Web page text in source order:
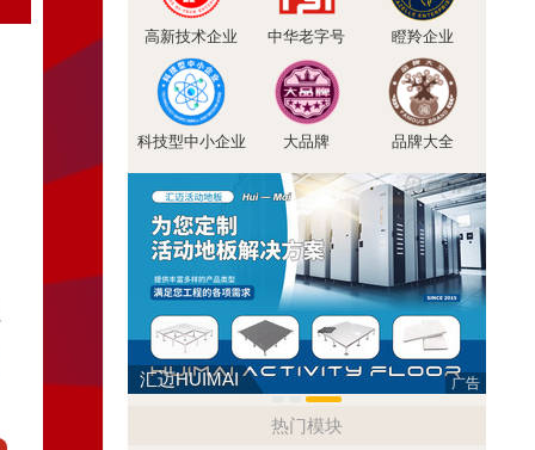
高新技术企业 中华老字号 瞪羚企业
科技型中小企业 大品牌 品牌大全
南飞NCNF 0791-88388036 广告
热门模块